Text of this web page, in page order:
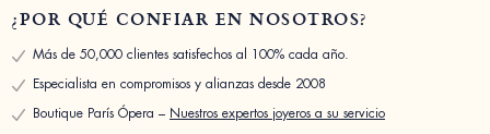
¿POR QUÉ CONFIAR EN NOSOTROS?
Más de 50,000 clientes satisfechos al 100% cada año.
Especialista en compromisos y alianzas desde 2008
Boutique París Ópera – Nuestros expertos joyeros a su servicio